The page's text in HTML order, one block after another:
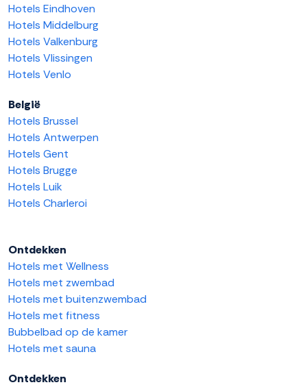
Hotels Eindhoven
Hotels Middelburg
Hotels Valkenburg
Hotels Vlissingen
Hotels Venlo
België
Hotels Brussel
Hotels Antwerpen
Hotels Gent
Hotels Brugge
Hotels Luik
Hotels Charleroi
Ontdekken
Hotels met Wellness
Hotels met zwembad
Hotels met buitenzwembad
Hotels met fitness
Bubbelbad op de kamer
Hotels met sauna
Ontdekken